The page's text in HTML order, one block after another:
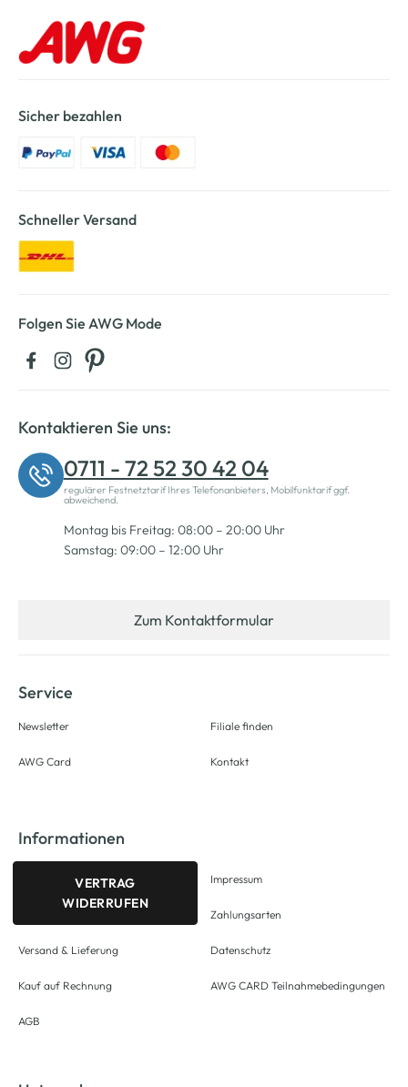
Sicher bezahlen
Schneller Versand
Folgen Sie AWG Mode
Kontaktieren Sie uns:
0711 - 72 52 30 42 04
regulärer Festnetztarif Ihres Telefonanbieters, Mobilfunktarif ggf.
abweichend.
Montag bis Freitag: 08:00 – 20:00 Uhr
Samstag: 09:00 – 12:00 Uhr
Zum Kontaktformular
Service
Newsletter
AWG Card
Filiale finden
Kontakt
Informationen
VERTRAG
WIDERRUFEN
Versand & Lieferung
Kauf auf Rechnung
AGB
Impressum
Zahlungsarten
Datenschutz
AWG CARD Teilnahmebedingungen